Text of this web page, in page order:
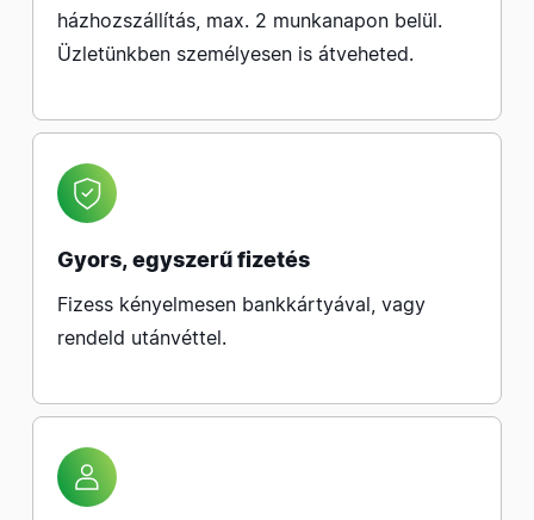
házhozszállítás, max. 2 munkanapon belül.
Üzletünkben személyesen is átveheted.
Gyors, egyszerű fizetés
Fizess kényelmesen bankkártyával, vagy
rendeld utánvéttel.